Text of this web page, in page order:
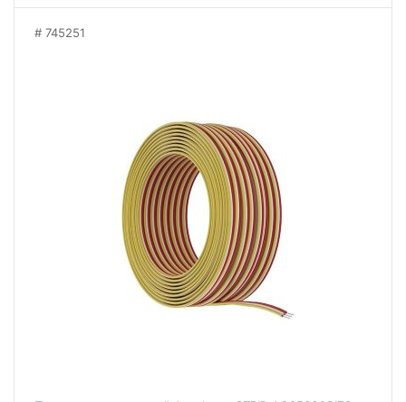
745251